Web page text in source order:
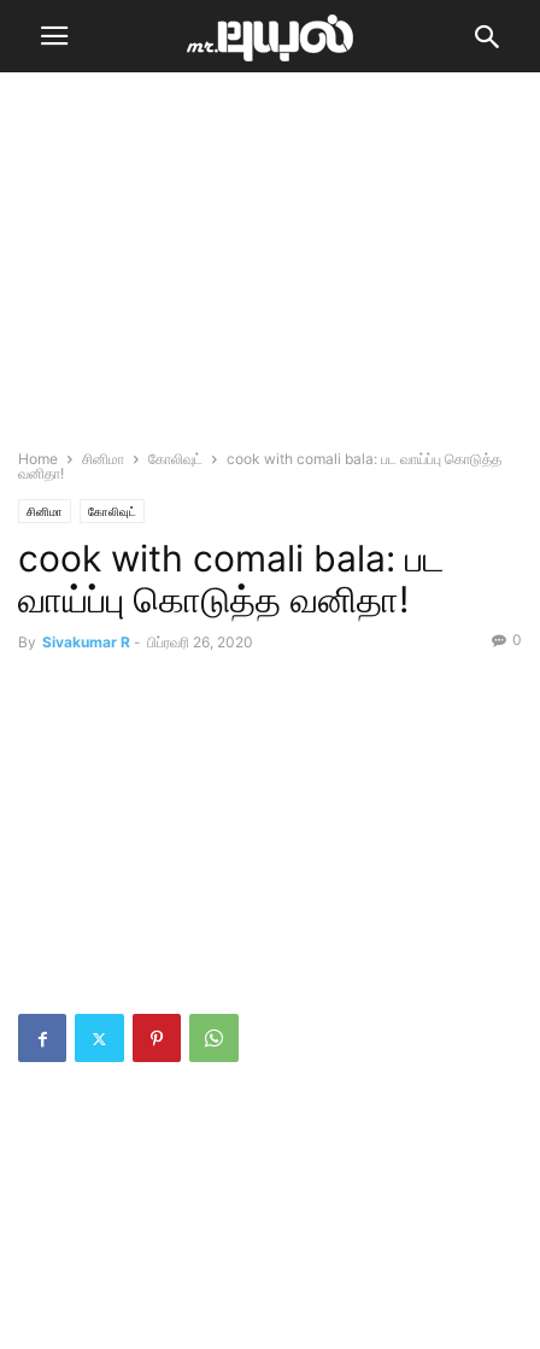
Home சினிமா கோலிவுட்
cook with comali bala: பட வாய்ப்பு கொடுத்த
வனிதா!
சினிமா கோலிவுட்
cook with comali bala: பட
வாய்ப்பு கொடுத்த வனிதா!
By Sivakumar R - பிப்ரவரி 26, 2020 0